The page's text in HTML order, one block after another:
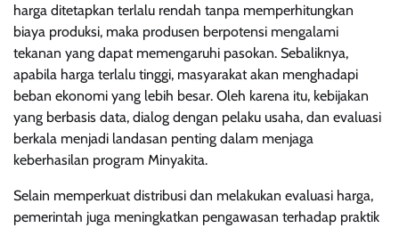
harga ditetapkan terlalu rendah tanpa memperhitungkan
biaya produksi, maka produsen berpotensi mengalami
tekanan yang dapat memengaruhi pasokan. Sebaliknya,
apabila harga terlalu tinggi, masyarakat akan menghadapi
beban ekonomi yang lebih besar. Oleh karena itu, kebijakan
yang berbasis data, dialog dengan pelaku usaha, dan evaluasi
berkala menjadi landasan penting dalam menjaga
keberhasilan program Minyakita.
Selain memperkuat distribusi dan melakukan evaluasi harga,
pemerintah juga meningkatkan pengawasan terhadap praktik